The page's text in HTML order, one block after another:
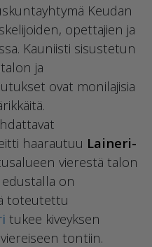
Keudan
opettajien ja
Kauniisti sisustetun
ja
ovat monilajisia
haarautuu Laineri-
vierestä talon
on
toteutettu
tukee kiveyksen
tontiin.